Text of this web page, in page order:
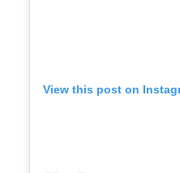
View this post on